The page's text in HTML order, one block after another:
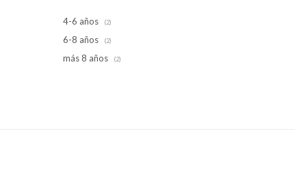
4-6 años (2)
6-8 años (2)
más 8 años (2)